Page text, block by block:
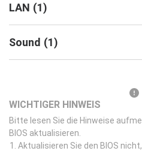
LAN (1)
Sound (1)
WICHTIGER HINWEIS
Bitte lesen Sie die Hinweise
BIOS aktualisieren.
Aktualisieren Sie den BIOS